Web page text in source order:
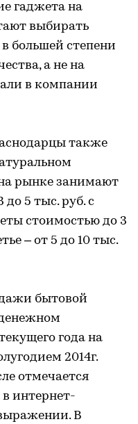
гаджета на
выбирать
большей степени
а не на
в компании
также
рынке занимают
5 тыс. руб. с
стоимостью до 3
– от 5 до 10 тыс.
бытовой
года на
2014г.
отмечается
интернет-
В